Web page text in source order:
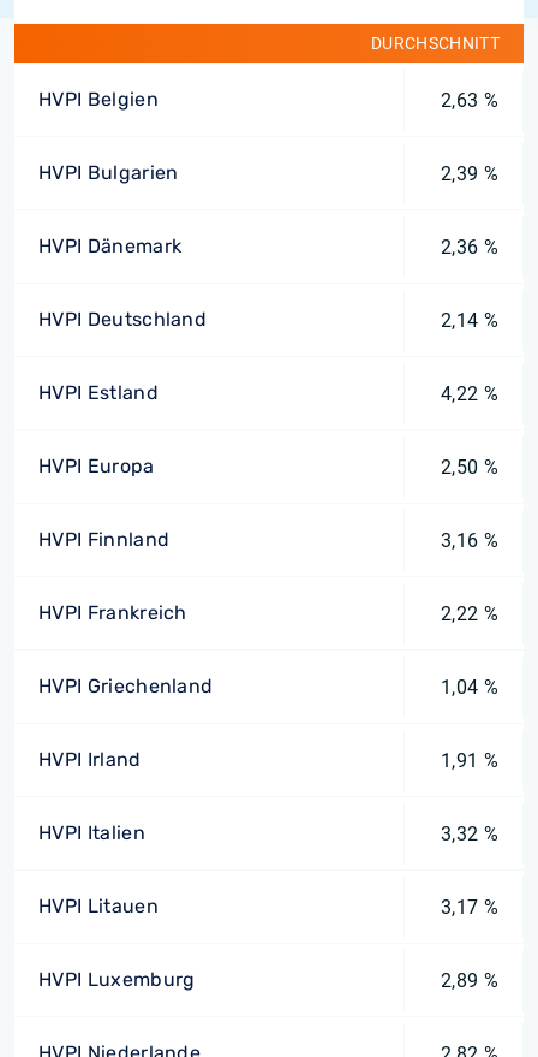
DURCHSCHNITT
HVPI Belgien 2,63 %
HVPI Bulgarien 2,39 %
HVPI Dänemark 2,36 %
HVPI Deutschland 2,14 %
HVPI Estland 4,22 %
HVPI Europa 2,50 %
HVPI Finnland 3,16 %
HVPI Frankreich 2,22 %
HVPI Griechenland 1,04 %
HVPI Irland 1,91 %
HVPI Italien 3,32 %
HVPI Litauen 3,17 %
HVPI Luxemburg 2,89 %